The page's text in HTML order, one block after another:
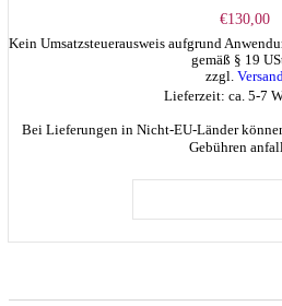
€130,00
Kein Umsatzsteuerausweis aufgrund
gemäß § 19
zzgl.
Lieferzeit: ca. 5-7
Bei Lieferungen in Nicht-EU-Länder
Gebühren